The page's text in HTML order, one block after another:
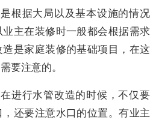
根据大局以及基本设施的情况
主在装修时一般都会根据需求
是家庭装修的基础项目，在这
要注意的。
进行水管改造的时候，不仅要
还要注意水口的位置。有业主